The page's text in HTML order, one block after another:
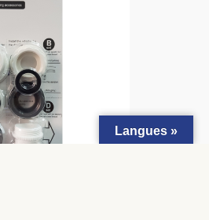
Langues »